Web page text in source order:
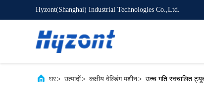
Hyzont(Shanghai) Industrial Technologies Co.,Ltd.
घर> उत्पादों> कक्षीय वेल्डिंग मशीन> उच्च गति स्वचालित